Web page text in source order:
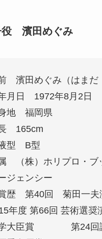
濱田めぐみ
濱田めぐみ（はまだ
月日 1972年8月2日
地 福岡県
165cm
型 B型
（株）ホリプロ・ブ
ジェンシー
歴 第40回 菊田一
年度 第66回 芸術選奨
大臣賞 第24回読